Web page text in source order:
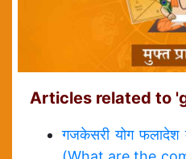
Articles related to
गजकेसरी योग फलादेश